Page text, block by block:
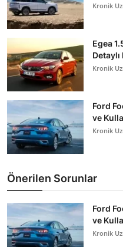
Kronik
Egea
Detaylı
Kronik
Ford
ve
Kronik
Önerilen Sorunlar
Ford
ve
Kronik